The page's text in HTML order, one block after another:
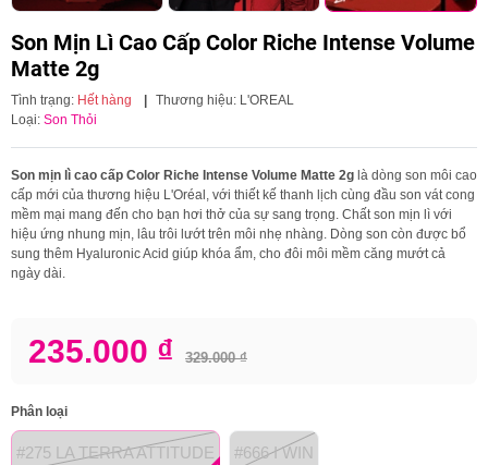
Son Mịn Lì Cao Cấp Color Riche Intense Volume
Matte 2g
Tình trạng: Hết hàng | Thương hiệu: L'OREAL
Loại: Son Thỏi
Son mịn lì cao cấp Color Riche Intense Volume Matte 2g là dòng son môi cao
cấp mới của thương hiệu L'Oréal, với thiết kế thanh lịch cùng đầu son vát cong
mềm mại mang đến cho bạn hơi thở của sự sang trọng. Chất son mịn lì với
hiệu ứng nhung mịn, lâu trôi lướt trên môi nhẹ nhàng. Dòng son còn được bổ
sung thêm Hyaluronic Acid giúp khóa ẩm, cho đôi môi mềm căng mướt cả
ngày dài.
235.000 ₫ 329.000 ₫
Phân loại
#275 LA TERRA ATTITUDE #666 I WIN